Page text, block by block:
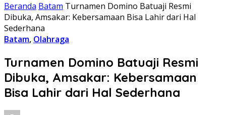
Beranda Batam Turnamen Domino Batuaji Resmi
Dibuka, Amsakar: Kebersamaan Bisa Lahir dari Hal
Sederhana
Batam, Olahraga
Turnamen Domino Batuaji Resmi
Dibuka, Amsakar: Kebersamaan
Bisa Lahir dari Hal Sederhana